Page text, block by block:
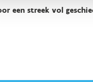
een streek vol